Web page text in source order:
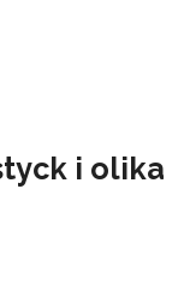
i olika